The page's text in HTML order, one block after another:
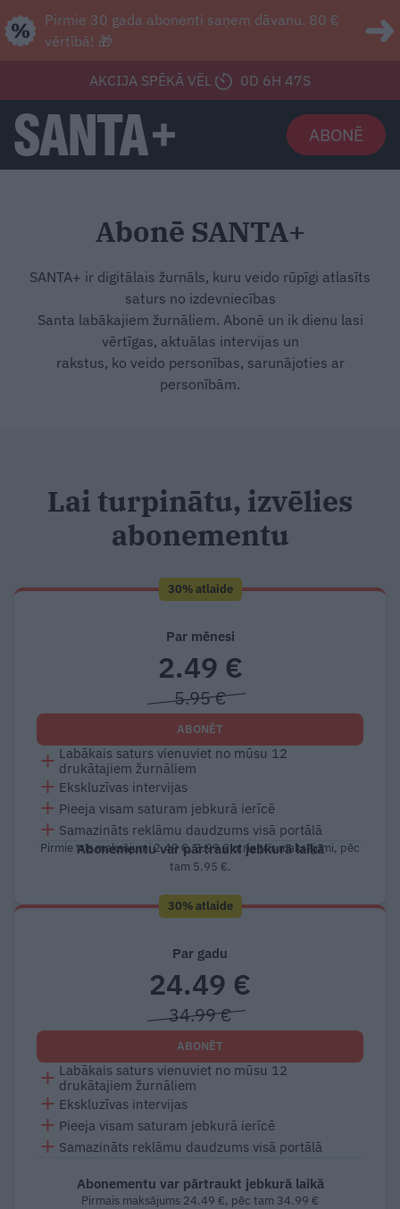
Pirmie 30 gada abonenti saņem dāvanu. 80 €
vērtībā! 🎁
AKCIJA SPĒKĀ VĒL 0D 6H 46S
ABONĒ
Abonē SANTA+
SANTA+ ir digitālais žurnāls, kuru veido rūpīgi atlasīts
saturs no izdevniecības
Santa labākajiem žurnāliem. Abonē un ik dienu lasi
vērtīgas, aktuālas intervijas un
rakstus, ko veido personības, sarunājoties ar
personībām.
Lai turpinātu, izvēlies
abonementu
30% atlaide
Par mēnesi
2.49 €
5.95 €
ABONĒT
Labākais saturs vienuviet no mūsu 12
drukātajiem žurnāliem
Ekskluzīvas intervijas
Pieeja visam saturam jebkurā ierīcē
Samazināts reklāmu daudzums visā portālā
Abonementu var pārtraukt jebkurā laikā
Pirmie trīs maksājumi 2.49 €, 3.99 € otrie trīs maksājumi, pēc
tam 5.95 €.
30% atlaide
Par gadu
24.49 €
34.99 €
ABONĒT
Labākais saturs vienuviet no mūsu 12
drukātajiem žurnāliem
Ekskluzīvas intervijas
Pieeja visam saturam jebkurā ierīcē
Samazināts reklāmu daudzums visā portālā
Abonementu var pārtraukt jebkurā laikā
Pirmais maksājums 24.49 €, pēc tam 34.99 €